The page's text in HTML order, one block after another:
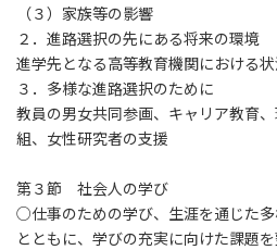
（３）家族等の影響
２．進路選択の先にある将来の環境
進学先となる高等教育機関における
３．多様な進路選択のために
教員の男女共同参画、キャリア教育
組、女性研究者の支援
第３節 社会人の学び
○仕事のための学び、生涯を通じた
とともに、学びの充実に向けた課題